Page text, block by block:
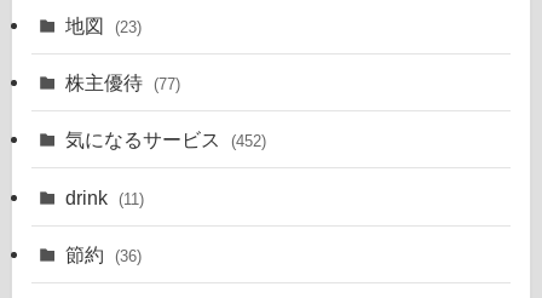
地図 (23)
株主優待 (77)
気になるサービス (452)
drink (11)
節約 (36)